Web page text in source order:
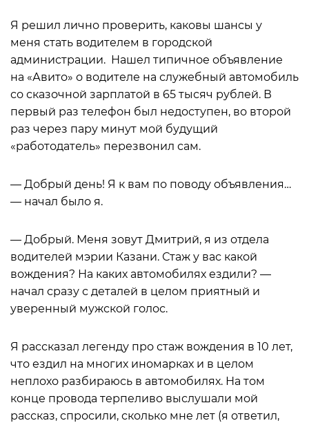
Я решил лично проверить, каковы шансы у
меня стать водителем в городской
администрации. Нашел типичное объявление
на «Авито» о водителе на служебный автомобиль
со сказочной зарплатой в 65 тысяч рублей. В
первый раз телефон был недоступен, во второй
раз через пару минут мой будущий
«работодатель» перезвонил сам.
— Добрый день! Я к вам по поводу объявления…
— начал было я.
— Добрый. Меня зовут Дмитрий, я из отдела
водителей мэрии Казани. Стаж у вас какой
вождения? На каких автомобилях ездили? —
начал сразу с деталей в целом приятный и
уверенный мужской голос.
Я рассказал легенду про стаж вождения в 10 лет,
что ездил на многих иномарках и в целом
неплохо разбираюсь в автомобилях. На том
конце провода терпеливо выслушали мой
рассказ, спросили, сколько мне лет (я ответил,